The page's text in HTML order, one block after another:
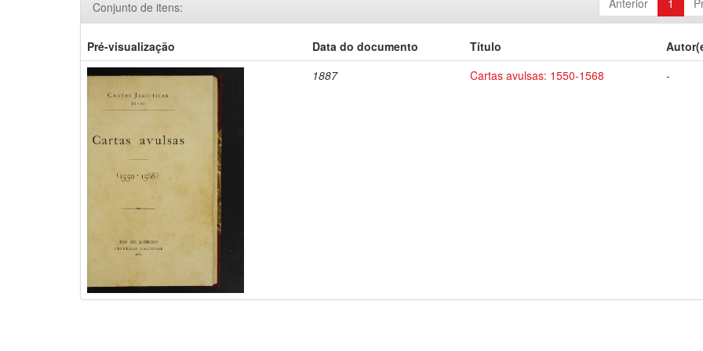
Anterior 1
Conjunto de itens:
Pré-visualização Data do documento Título
1887
Cartas avulsas: 1550-1568 -